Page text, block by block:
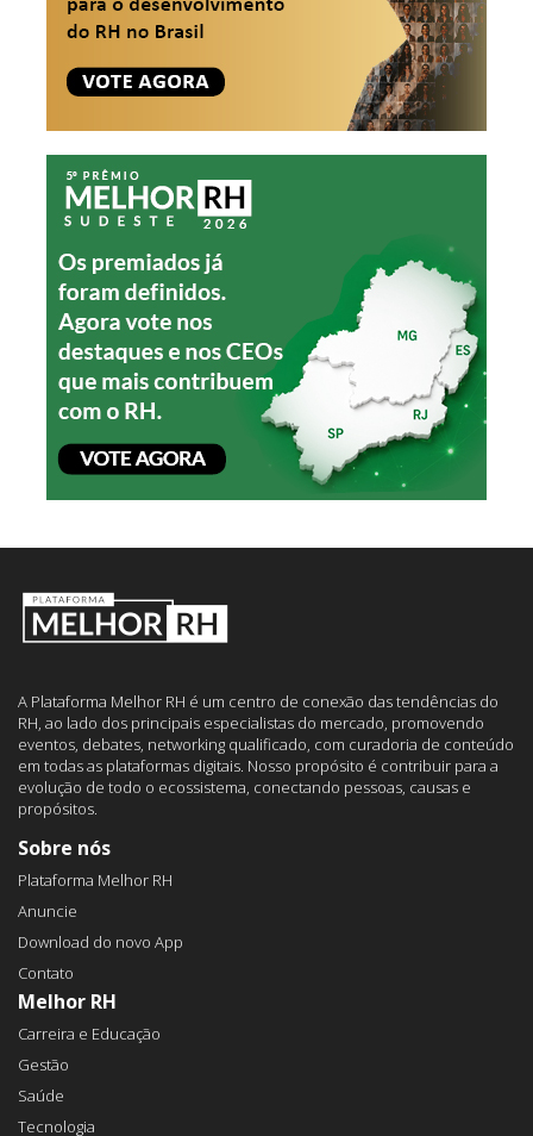
A Plataforma Melhor RH é um centro de conexão das tendências do
RH, ao lado dos principais especialistas do mercado, promovendo
eventos, debates, networking qualificado, com curadoria de conteúdo
em todas as plataformas digitais. Nosso propósito é contribuir para a
evolução de todo o ecossistema, conectando pessoas, causas e
propósitos.
Sobre nós
Plataforma Melhor RH
Anuncie
Download do novo App
Contato
Melhor RH
Carreira e Educação
Gestão
Saúde
Tecnologia